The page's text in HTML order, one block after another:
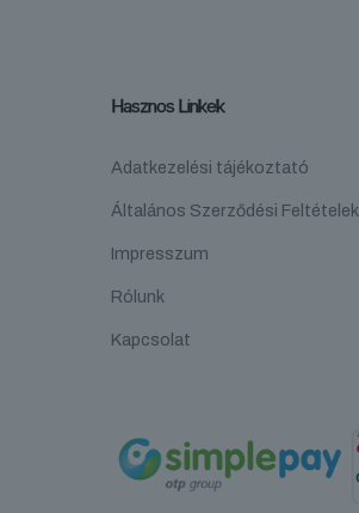
Hasznos Linkek
Adatkezelési tájékoztató
Általános Szerződési Feltételek
Impresszum
Rólunk
Kapcsolat